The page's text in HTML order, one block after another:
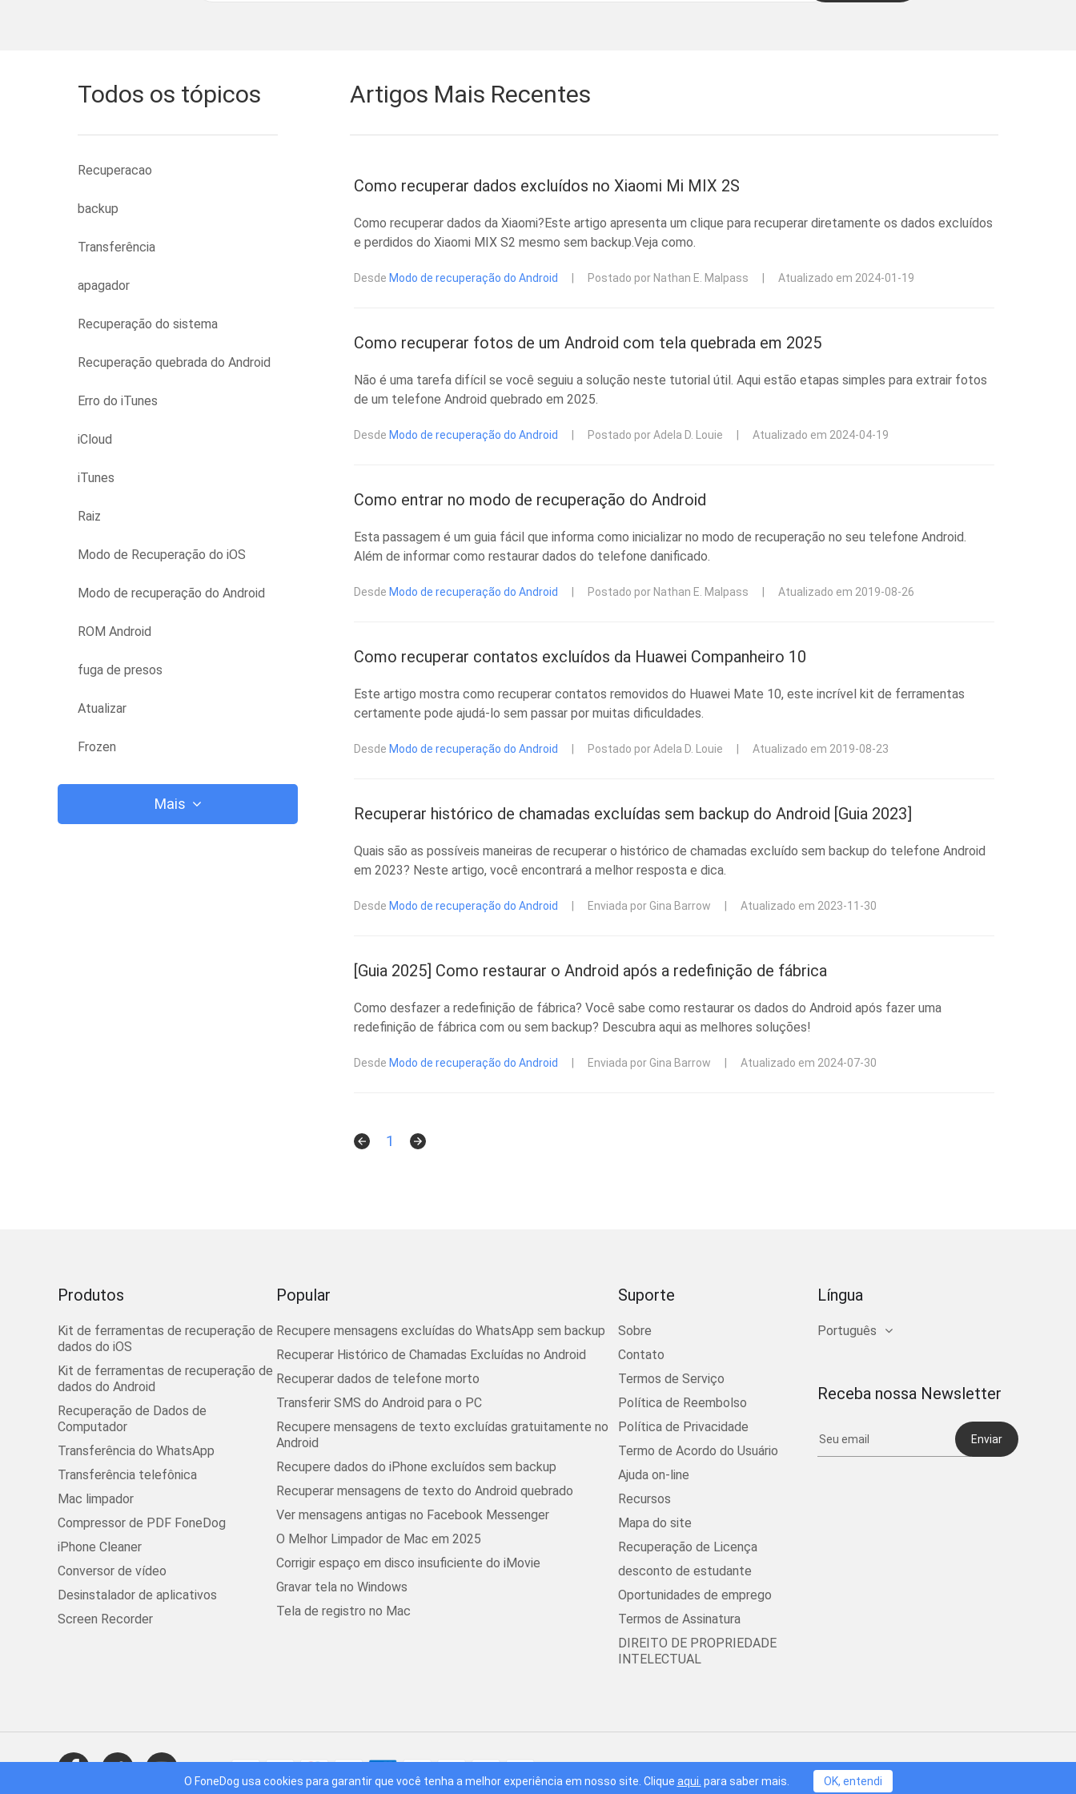
Todos os tópicos
Recuperacao
backup
Transferência
apagador
Recuperação do sistema
Recuperação quebrada do Android
Erro do iTunes
iCloud
iTunes
Raiz
Modo de Recuperação do iOS
Modo de recuperação do Android
ROM Android
fuga de presos
Atualizar
Frozen
Mais
Artigos Mais Recentes
Como recuperar dados excluídos no Xiaomi Mi MIX 2S
Como recuperar dados da Xiaomi?Este artigo apresenta um clique para recuperar diretamente os dados excluídos
e perdidos do Xiaomi MIX S2 mesmo sem backup.Veja como.
Desde Modo de recuperação do Android Postado por Nathan E. Malpass Atualizado em 2024-01-19
Como recuperar fotos de um Android com tela quebrada em 2025
Não é uma tarefa difícil se você seguiu a solução neste tutorial útil. Aqui estão etapas simples para extrair fotos
de um telefone Android quebrado em 2025.
Desde Modo de recuperação do Android Postado por Adela D. Louie Atualizado em 2024-04-19
Como entrar no modo de recuperação do Android
Esta passagem é um guia fácil que informa como inicializar no modo de recuperação no seu telefone Android.
Além de informar como restaurar dados do telefone danificado.
Desde Modo de recuperação do Android Postado por Nathan E. Malpass Atualizado em 2019-08-26
Como recuperar contatos excluídos da Huawei Companheiro 10
Este artigo mostra como recuperar contatos removidos do Huawei Mate 10, este incrível kit de ferramentas
certamente pode ajudá-lo sem passar por muitas dificuldades.
Desde Modo de recuperação do Android Postado por Adela D. Louie Atualizado em 2019-08-23
Recuperar histórico de chamadas excluídas sem backup do Android [Guia 2023]
Quais são as possíveis maneiras de recuperar o histórico de chamadas excluído sem backup do telefone Android
em 2023? Neste artigo, você encontrará a melhor resposta e dica.
Desde Modo de recuperação do Android Enviada por Gina Barrow Atualizado em 2023-11-30
[Guia 2025] Como restaurar o Android após a redefinição de fábrica
Como desfazer a redefinição de fábrica? Você sabe como restaurar os dados do Android após fazer uma
redefinição de fábrica com ou sem backup? Descubra aqui as melhores soluções!
Desde Modo de recuperação do Android Enviada por Gina Barrow Atualizado em 2024-07-30
1
Produtos
Kit de ferramentas de recuperação de
dados do iOS
Kit de ferramentas de recuperação de
dados do Android
Recuperação de Dados de
Computador
Transferência do WhatsApp
Transferência telefônica
Mac limpador
Compressor de PDF FoneDog
iPhone Cleaner
Conversor de vídeo
Desinstalador de aplicativos
Screen Recorder
Popular
Recupere mensagens excluídas do WhatsApp sem backup
Recuperar Histórico de Chamadas Excluídas no Android
Recuperar dados de telefone morto
Transferir SMS do Android para o PC
Recupere mensagens de texto excluídas gratuitamente no
Android
Recupere dados do iPhone excluídos sem backup
Recuperar mensagens de texto do Android quebrado
Ver mensagens antigas no Facebook Messenger
O Melhor Limpador de Mac em 2025
Corrigir espaço em disco insuficiente do iMovie
Gravar tela no Windows
Tela de registro no Mac
Suporte
Sobre
Contato
Termos de Serviço
Política de Reembolso
Política de Privacidade
Termo de Acordo do Usuário
Ajuda on-line
Recursos
Mapa do site
Recuperação de Licença
desconto de estudante
Oportunidades de emprego
Termos de Assinatura
DIREITO DE PROPRIEDADE
INTELECTUAL
Língua
Português
Receba nossa Newsletter
Enviar
© 2016 - 2026 FoneDog Technology Limited, Hong Kong. Todos os direitos reservados.
O FoneDog usa cookies para garantir que você tenha a melhor experiência em nosso site. Clique aqui. para saber mais. OK, entendi